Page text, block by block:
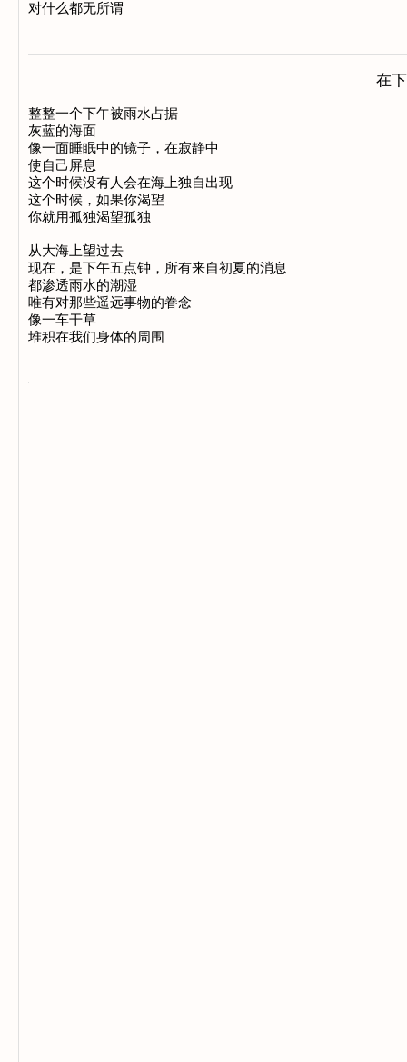
在
整整一个下午被雨水占据
灰蓝的海面
像一面睡眠中的镜子，在寂静中
使自己屏息
这个时候没有人会在海上独自出现
这个时候，如果你渴望
你就用孤独渴望孤独
从大海上望过去
现在，是下午五点钟，所有来自初夏的消息
都渗透雨水的潮湿
唯有对那些遥远事物的眷念
像一车干草